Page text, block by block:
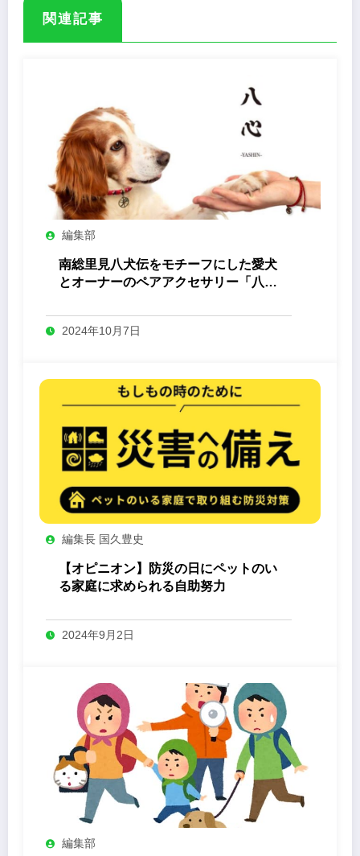
関連記事
編集部
南総里見八犬伝をモチーフにした愛犬
とオーナーのペアアクセサリー「八心
2024年10月7日
編集長 国久豊史
【オピニオン】防災の日にペットのい
る家庭に求められる自助努力
2024年9月2日
編集部